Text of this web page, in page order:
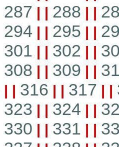
287 | | 288 | |
294 | | 295 | |
301 | | 302 | |
308 | | 309 | |
| | 316 | | 317 | |
323 | | 324 | |
330 | | 331 | |